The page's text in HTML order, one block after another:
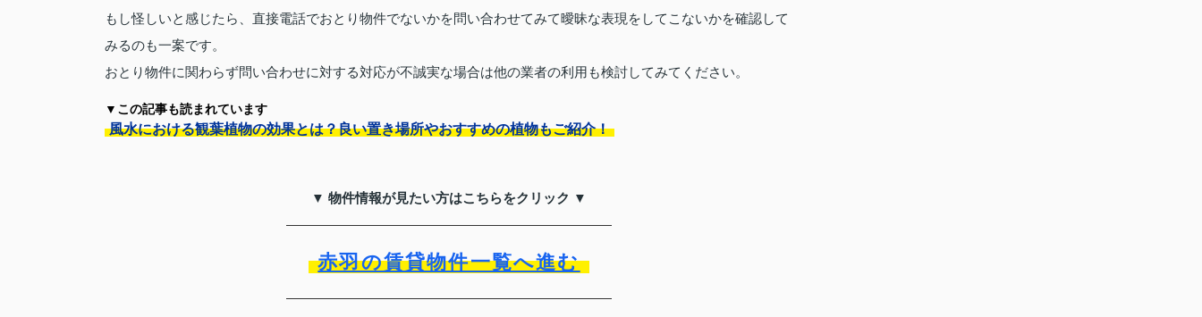
もし怪しいと感じたら、直接電話でおとり物件でないかを問い合わせてみて曖昧な表現をしてこないかを確認して
みるのも一案です。
おとり物件に関わらず問い合わせに対する対応が不誠実な場合は他の業者の利用も検討してみてください。
▼この記事も読まれています
風水における観葉植物の効果とは？良い置き場所やおすすめの植物もご紹介！
▼ 物件情報が見たい方はこちらをクリック ▼
赤羽の賃貸物件一覧へ進む